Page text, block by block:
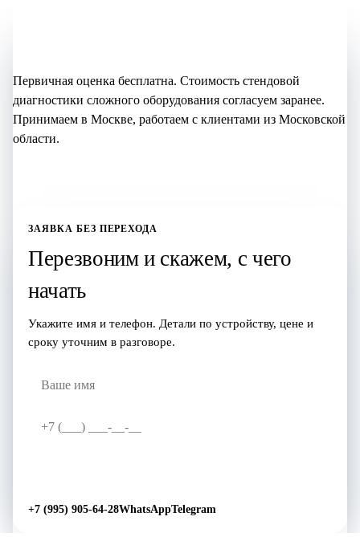
Первичная оценка бесплатна. Стоимость стендовой
диагностики сложного оборудования согласуем заранее.
Принимаем в Москве, работаем с клиентами из Московской
области.
ЗАЯВКА БЕЗ ПЕРЕХОДА
Перезвоним и скажем, с чего
начать
Укажите имя и телефон. Детали по устройству, цене и
сроку уточним в разговоре.
+7 (995) 905-64-28WhatsAppTelegram